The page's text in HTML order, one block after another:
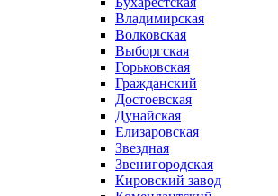
Владимирская
Волковская
Выборгская
Горьковская
Гражданский
Достоевская
Дунайская
Елизаровская
Звездная
Звенигородская
Кировский завод